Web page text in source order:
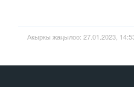
Акыркы жаңылоо: 27.01.2023,